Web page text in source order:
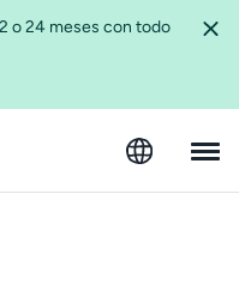
o 24 meses con todo